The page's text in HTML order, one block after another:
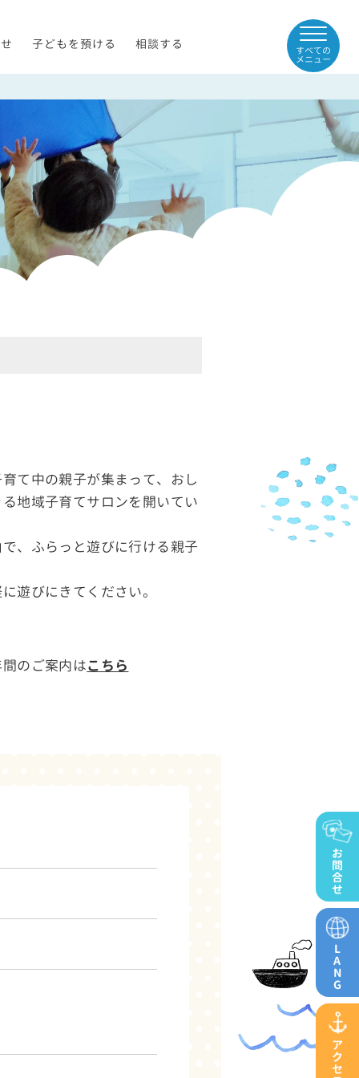
子どもを預ける 相談する すべての
メニュー
お
問
合
せ
L
A
N
G
ア
ク
セ
て中の親子が集まって、おし
地域子育てサロンを開いてい
、ふらっと遊びに行ける親子
遊びにきてください。
のご案内はこちら